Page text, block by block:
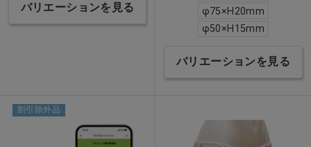
バリエーションを見る
φ75×H20mm
φ50×H15mm
バリエーションを見る
割引除外品